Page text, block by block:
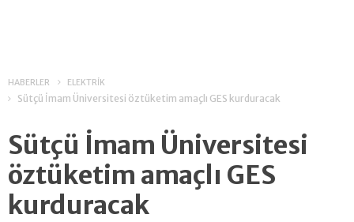
HABERLER ELEKTRİK
Sütçü İmam Üniversitesi öztüketim amaçlı GES kurduracak
Sütçü İmam Üniversitesi
öztüketim amaçlı GES
kurduracak